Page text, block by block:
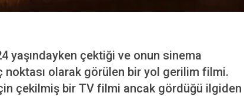
yaşındayken çektiği ve onun sinema
noktası olarak görülen bir yol gerilim filmi.
çekilmiş bir TV filmi ancak gördüğü ilgiden